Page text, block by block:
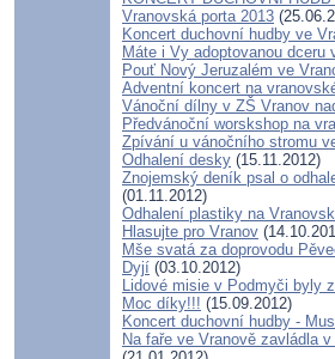
Vranovská porta 2013
Koncert duchovní hudby ve
Máte i Vy adoptovanou dceru
Pouť Nový Jeruzalém ve
Adventní koncert na
Vánoční dílny v ZŠ Vranov
Předvánoční worskshop na
Zpívání u vánočního stromu
Odhalení desky (15.11.2012)
Znojemský deník psal o
(01.11.2012)
Odhalení plastiky na
Hlasujte pro Vranov
Mše svatá za doprovodu
Dyjí (03.10.2012)
Lidové misie v Podmyči byly
Moc díky!!! (15.09.2012)
Koncert duchovní hudby -
Na faře ve Vranově zavládla